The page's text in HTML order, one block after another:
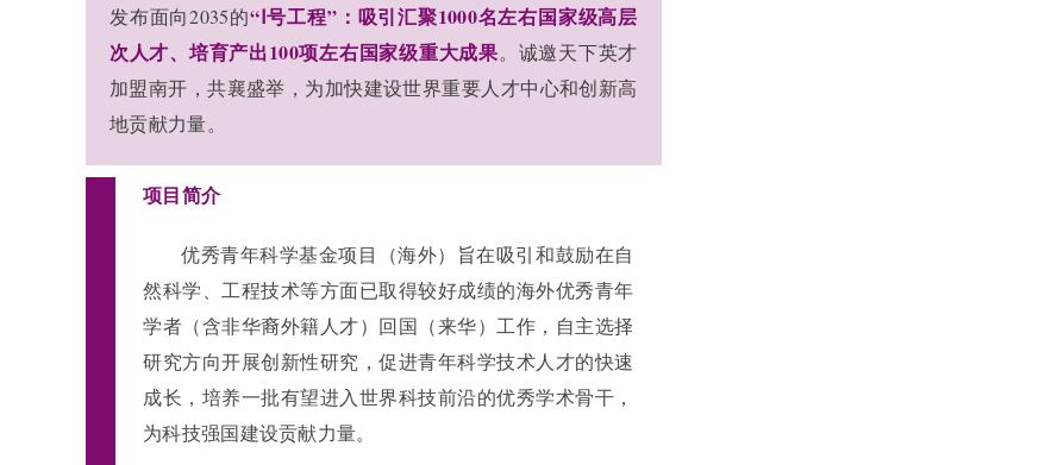
发布面向2035的“Ⅰ号工程”：吸引汇聚1000名左右国家级高层
次人才、培育产出100项左右国家级重大成果。诚邀天下英才
加盟南开，共襄盛举，为加快建设世界重要人才中心和创新高
地贡献力量。
项目简介
优秀青年科学基金项目（海外）旨在吸引和鼓励在自
然科学、工程技术等方面已取得较好成绩的海外优秀青年
学者（含非华裔外籍人才）回国（来华）工作，自主选择
研究方向开展创新性研究，促进青年科学技术人才的快速
成长，培养一批有望进入世界科技前沿的优秀学术骨干，
为科技强国建设贡献力量。